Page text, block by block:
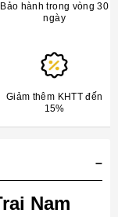
Bảo hành trong vòng 30
ngày
Giảm thêm KHTT đến
15%
Nam